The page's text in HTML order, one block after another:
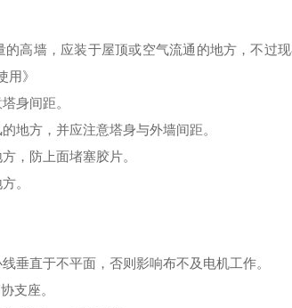
高墙，应装于屋顶或空气流通的地方，不过
》
身间距。
地方，并应注意塔身与外墙间距。
，防上面堵塞胶片。
。
垂直于不平面，否则影响布不及电机工作。
协支座。